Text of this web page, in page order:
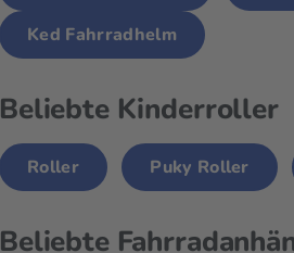
Ked Fahrradhelm
Beliebte Kinderroller
Roller Puky Roller
Beliebte